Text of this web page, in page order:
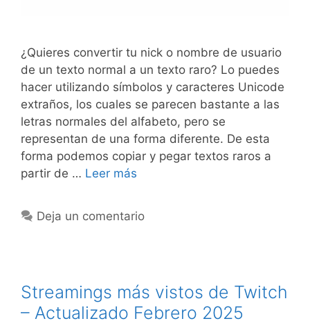
¿Quieres convertir tu nick o nombre de usuario
de un texto normal a un texto raro? Lo puedes
hacer utilizando símbolos y caracteres Unicode
extraños, los cuales se parecen bastante a las
letras normales del alfabeto, pero se
representan de una forma diferente. De esta
forma podemos copiar y pegar textos raros a
partir de … Leer más
Deja un comentario
Streamings más vistos de Twitch
– Actualizado Febrero 2025